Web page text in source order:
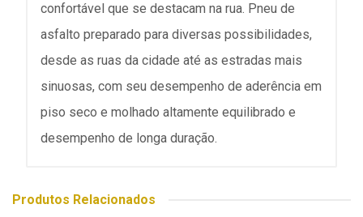
confortável que se destacam na rua. Pneu de
asfalto preparado para diversas possibilidades,
desde as ruas da cidade até as estradas mais
sinuosas, com seu desempenho de aderência em
piso seco e molhado altamente equilibrado e
desempenho de longa duração.
Produtos Relacionados